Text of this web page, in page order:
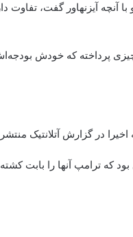
با آنچه آیزنهاور گفت، تفاوت
پرداخته که خودش
اخیرا در گزارش آتلانتیک
که ترامپ آنها را بابت